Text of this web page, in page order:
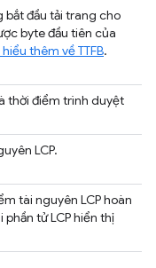
bắt đầu tải trang cho
byte đầu tiên của
thêm về TTFB.
thời điểm trình duyệt
LCP.
tài nguyên LCP hoàn
tử LCP hiển thị